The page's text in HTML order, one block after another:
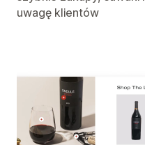
uwagę klientów